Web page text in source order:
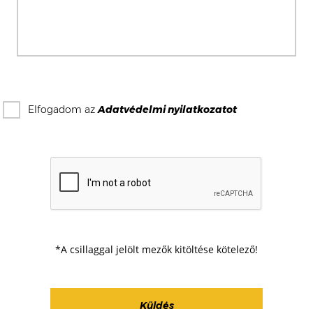
Elfogadom azAdatvédelmi nyilatkozatot
*A csillaggal jelölt mezők kitöltése kötelező!